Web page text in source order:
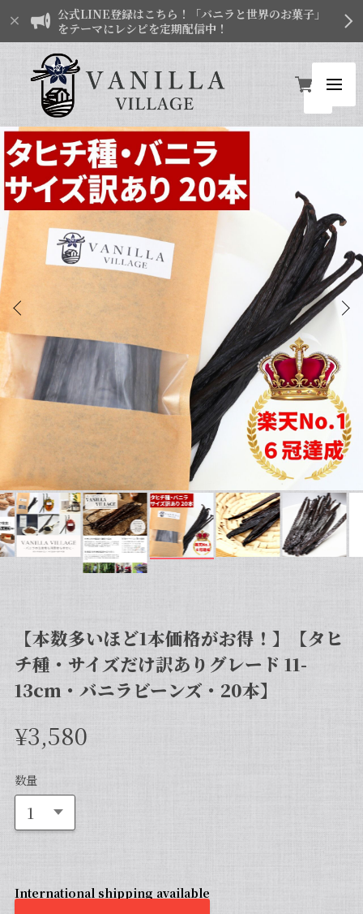
公式LINE登録はこちら！「バニラと世界のお菓子」
をテーマにレシピを定期配信中！
【本数多いほど1本価格がお得！】【タヒ
チ種・サイズだけ訳ありグレード 11-
13cm・バニラビーンズ・20本】
¥3,580
数量
International shipping available